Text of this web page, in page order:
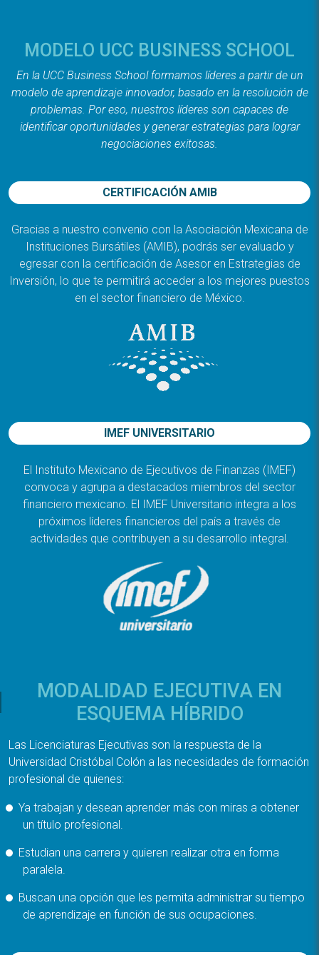
MODELO UCC BUSINESS SCHOOL
En la UCC Business School formamos líderes a partir de un
modelo de aprendizaje innovador, basado en la resolución de
problemas. Por eso, nuestros líderes son capaces de
identificar oportunidades y generar estrategias para lograr
negociaciones exitosas.
CERTIFICACIÓN AMIB
Gracias a nuestro convenio con la Asociación Mexicana de
Instituciones Bursátiles (AMIB), podrás ser evaluado y
egresar con la certificación de Asesor en Estrategias de
Inversión, lo que te permitirá acceder a los mejores puestos
en el sector financiero de México.
IMEF UNIVERSITARIO
El Instituto Mexicano de Ejecutivos de Finanzas (IMEF)
convoca y agrupa a destacados miembros del sector
financiero mexicano. El IMEF Universitario integra a los
próximos líderes financieros del país a través de
actividades que contribuyen a su desarrollo integral.
MODALIDAD EJECUTIVA EN
ESQUEMA HÍBRIDO
Las Licenciaturas Ejecutivas son la respuesta de la
Universidad Cristóbal Colón a las necesidades de formación
profesional de quienes:
Ya trabajan y desean aprender más con miras a obtener
un título profesional.
Estudian una carrera y quieren realizar otra en forma
paralela.
Buscan una opción que les permita administrar su tiempo
de aprendizaje en función de sus ocupaciones.